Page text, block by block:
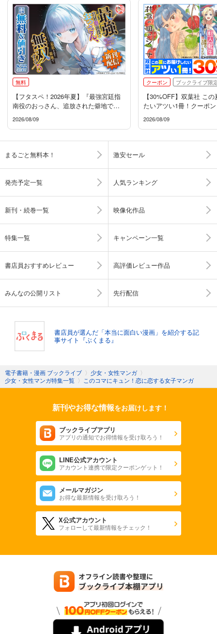
無料
【フタスペ！2026年夏】『最強宮廷指
南役のおっさん、追放された僻地で無
2026/08/09
クーポン ブックライブ限
【30%OFF】双葉社 こ
たいアツい1冊！クーポン
2026/08/09
まるごと無料本！ 激安セール
発売予定一覧 人気ランキング
新刊・続巻一覧 映像化作品
特集一覧 キャンペーン一覧
書店員おすすめレビュー 高評価レビュー作品
みんなの公開リスト 先行配信
書店員が選んだ「本当に面白い漫画」を紹介する記
事サイト『ぶくまる』
電子書籍・漫画 ブックライブ 〉 少女・女性マンガ 〉
少女・女性マンガ特集一覧 〉 このコマにキュン！恋に恋する女子マンガ
新刊やお得な情報をお届けします！
ブックライブアプリ
アプリの通知でお得情報を受け取ろう！
LINE公式アカウント
アカウント連携で限定クーポンゲット！
メールマガジン
お得な最新情報を受け取ろう！
X公式アカウント
フォローして最新情報をチェック！